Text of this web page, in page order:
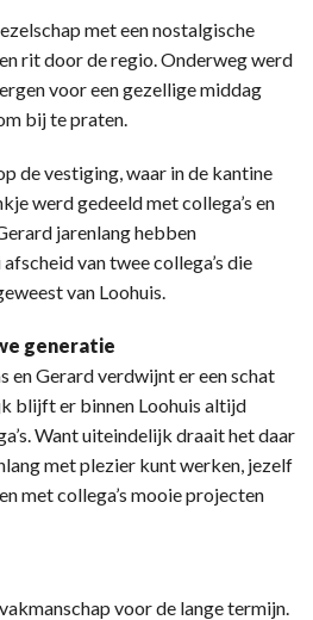
met een nostalgische
rit door de regio. Onderweg werd
voor een gezellige middag
bij te praten.
de vestiging, waar in de kantine
werd gedeeld met collega’s en
jarenlang hebben
van twee collega’s die
van Loohuis.
generatie
en Gerard verdwijnt er een schat
blijft er binnen Loohuis altijd
Want uiteindelijk draait het daar
met plezier kunt werken, jezelf
met collega’s mooie projecten
voor de lange termijn.